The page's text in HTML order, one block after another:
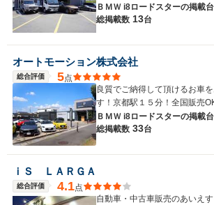
ＢＭＷ i8ロードスターの掲載
総掲載数 13台
オートモーション株式会社
総合評価 5点
良質でご納得して頂けるお車
す！京都駅１５分！全国販売
ＢＭＷ i8ロードスターの掲載
総掲載数 33台
ｉＳ ＬＡＲＧＡ
総合評価 4.1点
自動車・中古車販売のあいえ